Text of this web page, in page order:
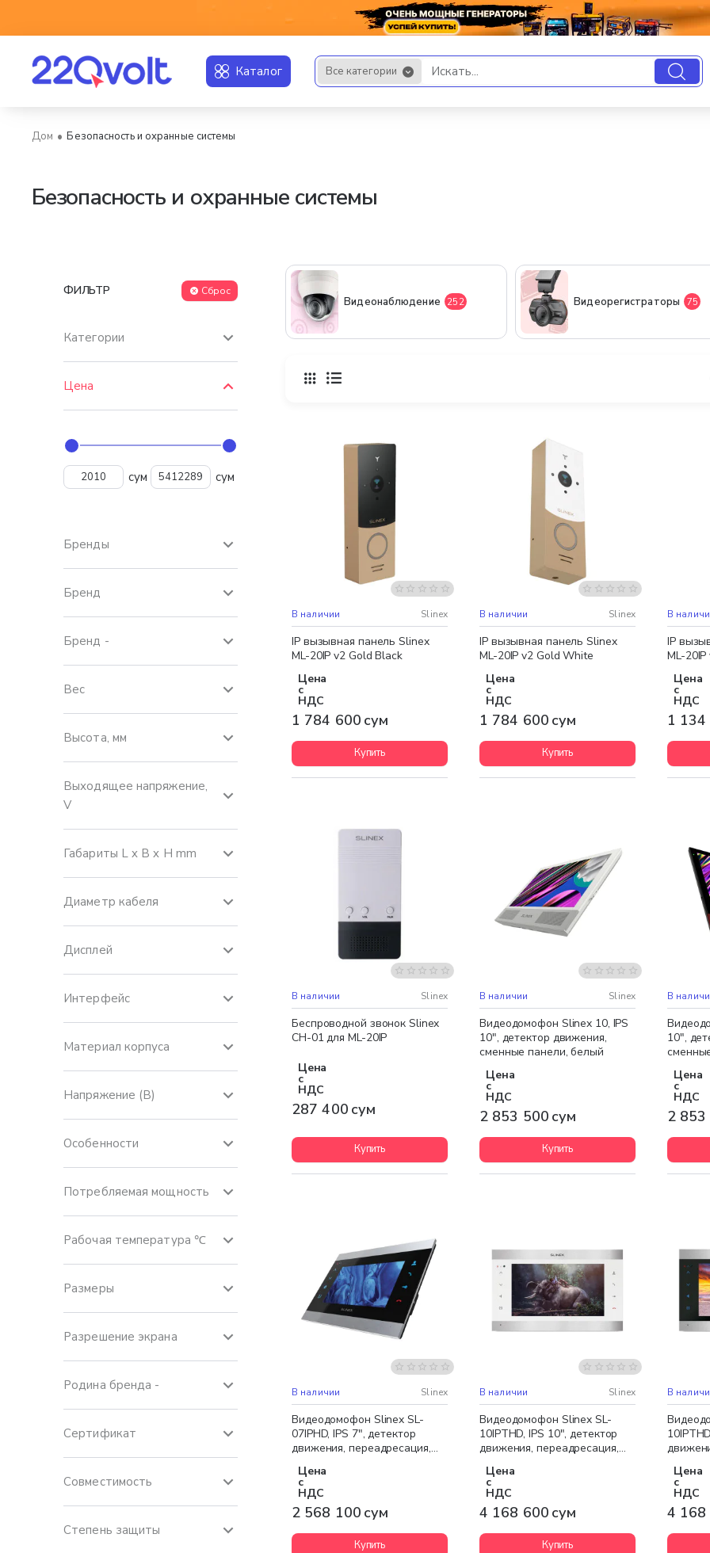
Каталог Все категории
Искать...
Безопасность и охранные системы
Безопасность и охранные системы
ФИЛЬТР Сброс
Категории
Цена
сум сум
Бренды
Бренд
Бренд -
Вес
Высота, мм
Выходящее напряжение,
V
Габариты L x B x H mm
Диаметр кабеля
Дисплей
Интерфейс
Материал корпуса
Напряжение (В)
Особенности
Потребляемая мощность
Рабочая температура ℃
Размеры
Разрешение экрана
Родина бренда -
Сертификат
Совместимость
Степень защиты
Видеонаблюдение 252 Видеорегистраторы 75
Бесплатная доставка
В наличии Slinex
IP вызывная панель Slinex
ML-20IP v2 Gold Black
Цена
с
НДС
1 784 600 сум
Купить
Бесплатная доставка
В наличии Slinex
IP вызывная панель Slinex
ML-20IP v2 Gold White
Цена
с
НДС
1 784 600 сум
Купить
В
IP
ML-
Цена
с
НДС
1 134
В наличии Slinex
Беспроводной звонок Slinex
CH-01 для ML-20IP
Цена
с
НДС
287 400 сум
Купить
Бесплатная доставка
В наличии Slinex
Видеодомофон Slinex 10, IPS
10", детектор движения,
сменные панели, белый
Цена
с
НДС
2 853 500 сум
Купить
В
10",
Цена
с
НДС
2 853
Бесплатная доставка
В наличии Slinex
Видеодомофон Slinex SL-
07IPHD, IPS 7", детектор
движения, переадресация,
Цена
с
НДС
2 568 100 сум
Купить
Бесплатная доставка
В наличии Slinex
Видеодомофон Slinex SL-
10IPTHD, IPS 10", детектор
движения, переадресация,
Цена
с
НДС
4 168 600 сум
Купить
В
Цена
с
НДС
4 168